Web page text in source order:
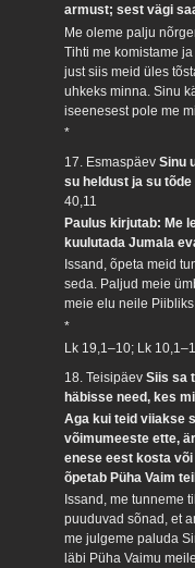
armust; sest vägi
Me oleme palju
Tihti me komistame
just siis meid üles
uhkeks minna. Sinu
iseenesest pole me
*
17. EsmaspäevSinu
su heldust ja su
40,11
Paulus kirjutab: Me
kuulutada Jumala
Issand, õpeta meid
seda. Paljud meie
meie elu neile
*
Lk 19,1–10; Lk
18. TeisipäevSiis sa
häbisse need, kes
Aga kui teid viiakse
võimumeeste ette,
enese eest kosta
õpetab Püha Vaim
Issand, me tunneme
puuduvad sõnad, et
me julgeme paluda
läbi Püha Vaimu